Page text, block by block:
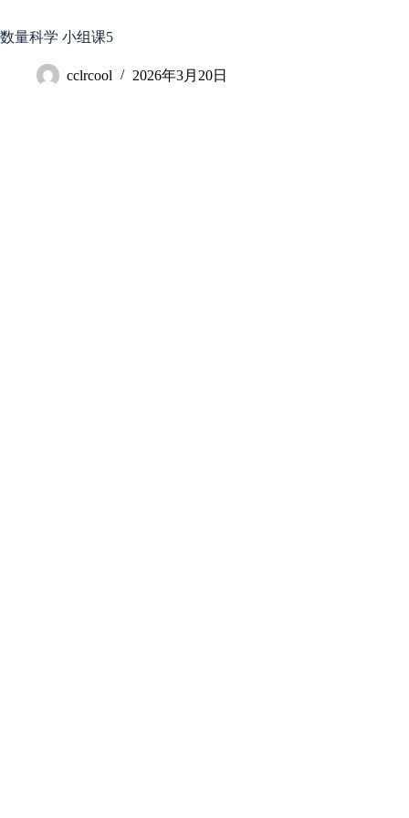
至
内
数量科学 小组课5
cclrcool 2026年3月20日